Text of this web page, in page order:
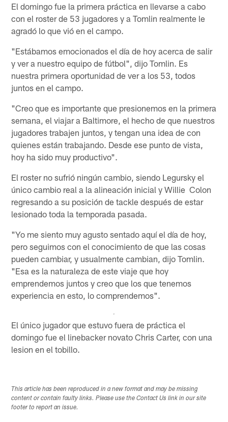
El domingo fue la primera práctica en llevarse a cabo
con el roster de 53 jugadores y a Tomlin realmente le
agradó lo que vió en el campo.
"Estábamos emocionados el día de hoy acerca de salir
y ver a nuestro equipo de fútbol", dijo Tomlin. Es
nuestra primera oportunidad de ver a los 53, todos
juntos en el campo.
"Creo que es importante que presionemos en la primera
semana, el viajar a Baltimore, el hecho de que nuestros
jugadores trabajen juntos, y tengan una idea de con
quienes están trabajando. Desde ese punto de vista,
hoy ha sido muy productivo".
El roster no sufrió ningún cambio, siendo Legursky el
único cambio real a la alineación inicial y Willie Colon
regresando a su posición de tackle después de estar
lesionado toda la temporada pasada.
"Yo me siento muy agusto sentado aquí el día de hoy,
pero seguimos con el conocimiento de que las cosas
pueden cambiar, y usualmente cambian, dijo Tomlin.
"Esa es la naturaleza de este viaje que hoy
emprendemos juntos y creo que los que tenemos
experiencia en esto, lo comprendemos".
El único jugador que estuvo fuera de práctica el
domingo fue el linebacker novato Chris Carter, con una
lesion en el tobillo.
This article has been reproduced in a new format and may be missing
content or contain faulty links. Please use the Contact Us link in our site
footer to report an issue.